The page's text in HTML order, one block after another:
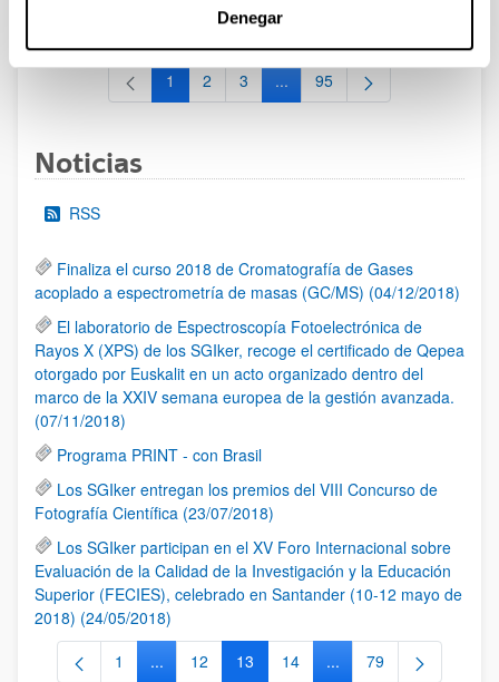
Denegar
al 30/07/2026 (ambos incluídos)
Página
1 Página
2 Página
3 ...Páginas intermedias Use TAB
Página
95
Noticias
RSS
Finaliza el curso 2018 de Cromatografía de Gases
acoplado a espectrometría de masas (GC/MS) (04/12/2018)
El laboratorio de Espectroscopía Fotoelectrónica de
Rayos X (XPS) de los SGIker, recoge el certificado de Qepea
otorgado por Euskalit en un acto organizado dentro del
marco de la XXIV semana europea de la gestión avanzada.
(07/11/2018)
Programa PRINT - con Brasil
Los SGIker entregan los premios del VIII Concurso de
Fotografía Científica (23/07/2018)
Los SGIker participan en el XV Foro Internacional sobre
Evaluación de la Calidad de la Investigación y la Educación
Superior (FECIES), celebrado en Santander (10-12 mayo de
2018) (24/05/2018)
Página
1 ...Páginas intermedias Use TAB para desplazarse.
Página
12 Página
13 Página
14 ...Páginas intermedias
Página
79